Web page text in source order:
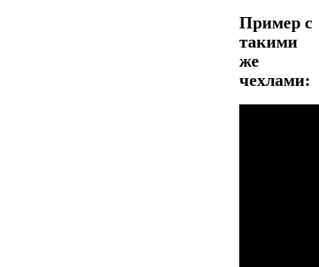
Пример с
такими
же
чехлами: